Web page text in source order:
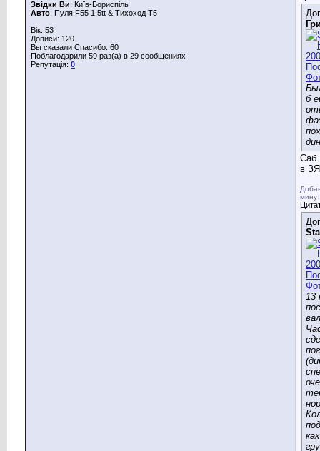
Звідки Ви: Київ-Бориспіль
Авто: Пуля F55 1.5tt & Тихоход T5
Вік: 53
Дописи: 120
Вы сказали Спасибо: 60
Поблагодарили 59 раз(а) в 29 сообщениях
Репутація: 0
б
Саб
в
13